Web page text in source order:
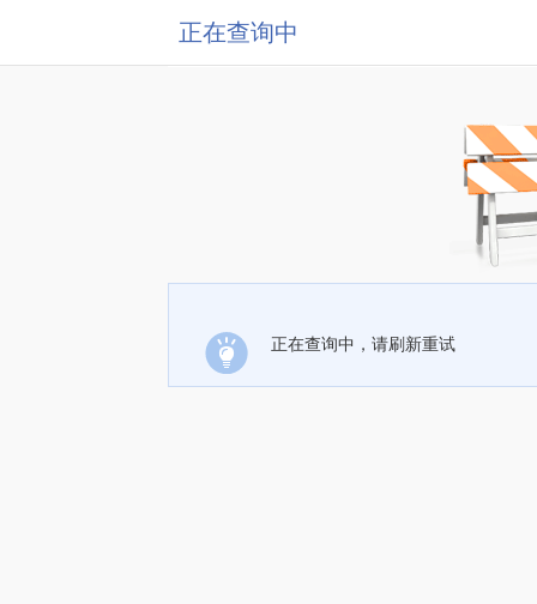
正在查询中
正在查询中，请刷新重试